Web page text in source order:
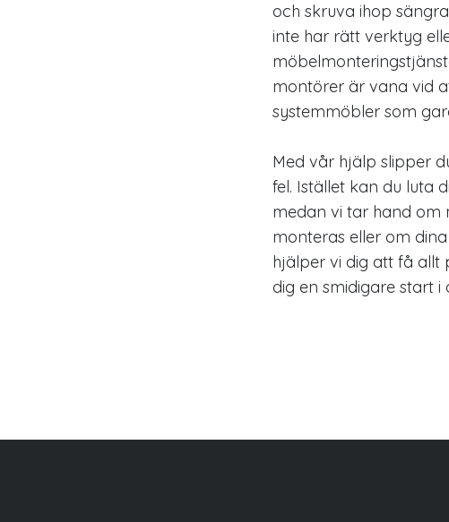
och skruva ihop
inte har rätt verktyg
montörer är vana vid
systemmöbler som
Med vår hjälp slipper
fel. Istället kan du luta
medan vi tar hand om
monteras eller om
hjälper vi dig att få allt
dig en smidigare start i